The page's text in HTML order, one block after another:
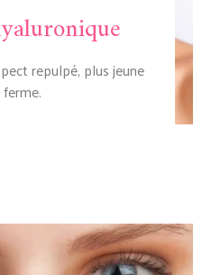
repulpé, plus jeune